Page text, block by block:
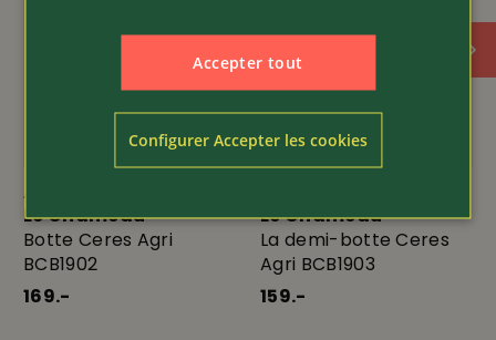
ÉQUIPEMENT
Pointures 45 - 47 = tour de mollet de 44 cm
Article 5244
Le Chameau
Botte Ceres Agri
BCB1902
169.-
Le Chameau
La demi-botte Ceres
Agri BCB1903
159.-
Accepter tout
Configurer Accepter les cookies